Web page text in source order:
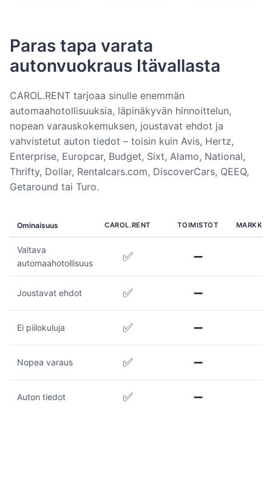
Paras tapa varata
autonvuokraus Itävallasta
CAROL.RENT tarjoaa sinulle enemmän
automaahotollisuuksia, läpinäkyvän hinnoittelun,
nopean varauskokemuksen, joustavat ehdot ja
vahvistetut auton tiedot – toisin kuin Avis, Hertz,
Enterprise, Europcar, Budget, Sixt, Alamo, National,
Thrifty, Dollar, Rentalcars.com, DiscoverCars, QEEQ,
Getaround tai Turo.
Ominaisuus CAROL.RENT TOIMISTOT
Valtava
automaahotollisuus
✅ ➖
Joustavat ehdot ✅ ➖
Ei piilokuluja ✅ ➖
Nopea varaus ✅ ➖
Auton tiedot ✅ ➖